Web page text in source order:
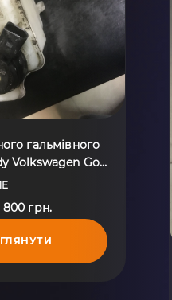
гальмівного
Volkswagen Golf
1K1611301E
800 грн.